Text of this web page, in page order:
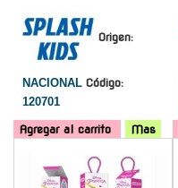
Origen:
NACIONAL Código:
120701
Agregar al carrito Mas